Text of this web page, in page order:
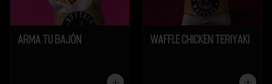
Arma tu Bajón Waffle Chicken Teriyaki